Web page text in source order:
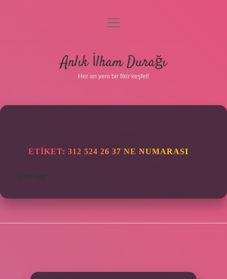
Gizlilik Politikası
Hakkımızda
menüyü
Anlık İlham Durağı
Her an yeni bir fikir keşfet!
ETIKET: 312 524 26 37 NE NUMARASI
Sitemap